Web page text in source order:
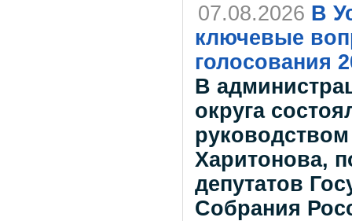
07.08.2026 В
ключевые
голосования
В
округа
Харитонова,
депутатов
Собрания